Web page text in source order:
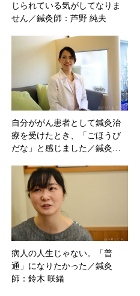
じられている気がしてなりま
せん／鍼灸師：芦野 純夫
自分ががん患者として鍼灸治
療を受けたとき、「ごほうび
だな」と感じました／鍼灸…
病人の人生じゃない。「普
通」になりたかった／鍼灸
師：鈴木 咲緒